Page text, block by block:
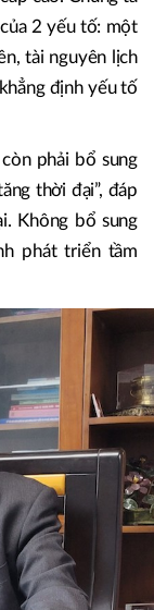
thực là siêu
được nhiều
lịch như ở Phú
2 yếu tố: một
tài nguyên lịch
định yếu tố
phải bổ sung
thời đại”, đáp
Không bổ sung
phát triển tầm